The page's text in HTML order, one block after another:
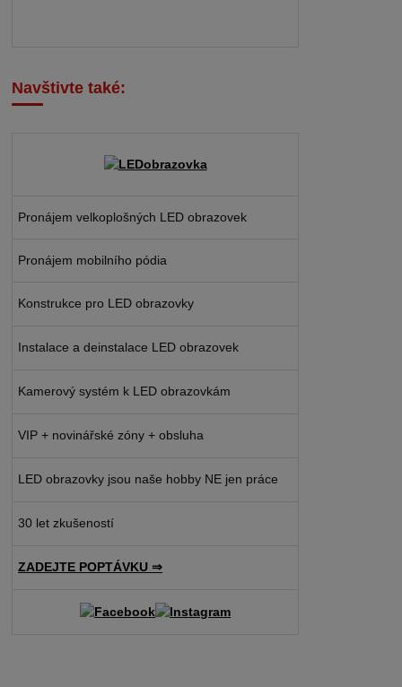
Navštivte také:
Pronájem velkoplošných LED obrazovek
Pronájem mobilního pódia
Konstrukce pro LED obrazovky
Instalace a deinstalace LED obrazovek
Kamerový systém k LED obrazovkám
VIP + novinářské zóny + obsluha
LED obrazovky jsou naše hobby NE jen práce
30 let zkušeností
ZADEJTE POPTÁVKU ⇒